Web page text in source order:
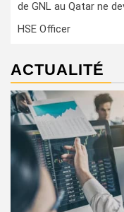
de GNL au Qatar ne
HSE Officer
ACTUALITÉ